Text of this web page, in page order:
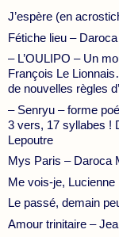
J’espère (en
Fétiche lieu –
– L’OULIPO – Un
François Le
de nouvelles règles
– Senryu – forme
3 vers, 17 syllabes !
Lepoutre
Mys Paris – Daroca
Me vois-je,
Le passé, demain
Amour trinitaire –